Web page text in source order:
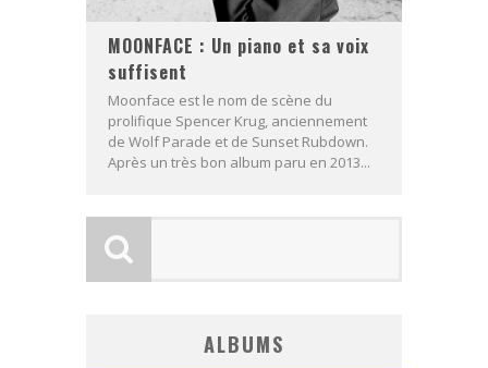
MOONFACE : Un piano et sa voix
suffisent
Moonface est le nom de scène du
prolifique Spencer Krug, anciennement
de Wolf Parade et de Sunset Rubdown.
Après un très bon album paru en 2013...
ALBUMS